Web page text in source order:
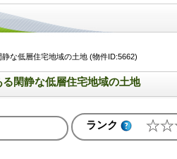
な低層住宅地域の土地 (物件ID:5662)
閑静な低層住宅地域の土地
ランク